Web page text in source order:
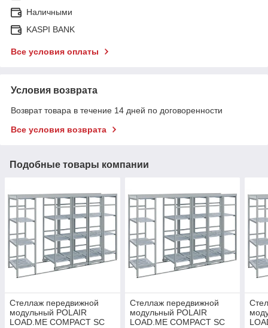
Наличными
KASPI BANK
Все условия оплаты
Условия возврата
Возврат товара в течение 14 дней по договоренности
Все условия возврата
Подобные товары компании
Стеллаж передвижной
модульный POLAIR
LOAD.ME COMPACT SC
Стеллаж передвижной
модульный POLAIR
LOAD.ME COMPACT SC